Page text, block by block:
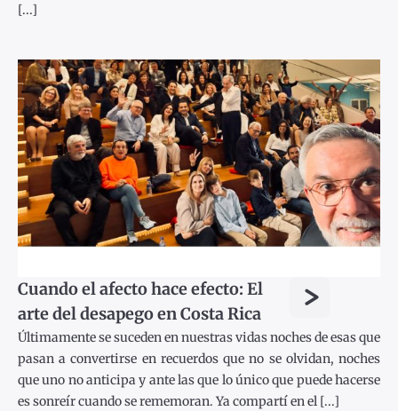
[...]
Cuando el afecto hace efecto: El
arte del desapego en Costa Rica
>
Últimamente se suceden en nuestras vidas noches de esas que
pasan a convertirse en recuerdos que no se olvidan, noches
que uno no anticipa y ante las que lo único que puede hacerse
es sonreír cuando se rememoran. Ya compartí en el [...]